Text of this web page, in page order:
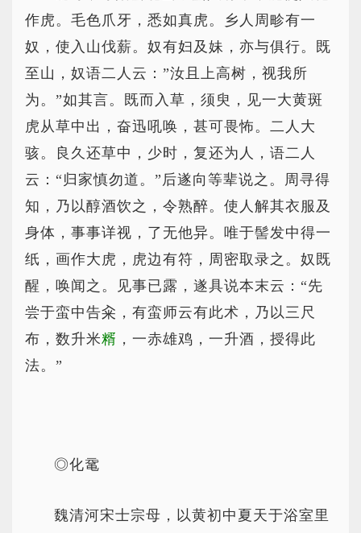
作虎。毛色爪牙，悉如真虎。乡人周畛有一
奴，使入山伐薪。奴有妇及妹，亦与俱行。既
至山，奴语二人云：”汝且上高树，视我所
为。”如其言。既而入草，须臾，见一大黄斑
虎从草中出，奋迅吼唤，甚可畏怖。二人大
骇。良久还草中，少时，复还为人，语二人
云：“归家慎勿道。”后遂向等辈说之。周寻得
知，乃以醇酒饮之，令熟醉。使人解其衣服及
身体，事事详视，了无他异。唯于髻发中得一
纸，画作大虎，虎边有符，周密取录之。奴既
醒，唤闻之。见事已露，遂具说本末云：“先
尝于蛮中告籴，有蛮师云有此术，乃以三尺
布，数升米糈 ，一赤雄鸡，一升酒，授得此
法。”
◎化鼋
魏清河宋士宗母，以黄初中夏天于浴室里